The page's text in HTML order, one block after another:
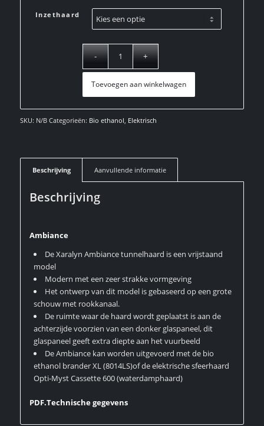
Inzethaard
Toevoegen aan winkelwagen
SKU: N/B Categorieën: Bio ethanol Elektrisch
Beschrijving Aanvullende informatie
Beschrijving
Ambiance
De Xaralyn Ambiance tunnelhaard is een vrijstaand
model
Modern met een zeer strakke vormgeving
Het ontwerp van dit model is gebaseerd op een grote
schouw met rookkanaal.
De ruimte waar de haard wordt geplaatst is aan de
achterzijde voorzien van een donker glaspaneel, dit
glaspaneel geeft extra diepte aan het vuurbeeld
De Ambiance kan worden uitgevoerd met de bio
ethanol brander XL (8014LS)of de elektrische sfeerhaard
Opti-Myst Cassette 600 (waterdamphaard)
PDF.Technische gegevens